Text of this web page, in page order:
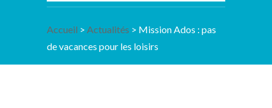
Accueil >Actualités > Mission Ados : pas
de vacances pour les loisirs